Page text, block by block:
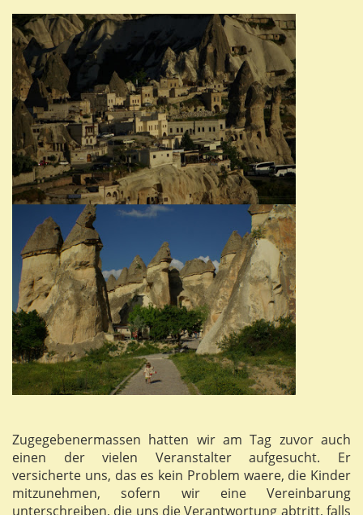
Zugegebenermassen hatten wir am Tag zuvor auch
einen der vielen Veranstalter aufgesucht. Er
versicherte uns, das es kein Problem waere, die Kinder
mitzunehmen, sofern wir eine Vereinbarung
unterschreiben, die uns die Verantwortung abtritt, falls